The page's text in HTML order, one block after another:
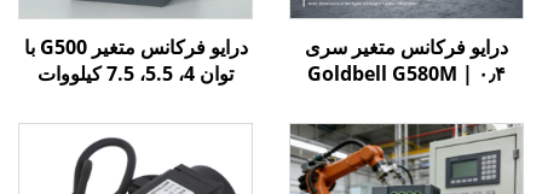
درایو فرکانس متغیر سری
Goldbell G580M | ۰٫۴
کنترل V/F و برداری | درایو
فرکانس متغیر با گواهینامه
CE
درایو فرکانس متغیر G500 با
توان 4، 5.5، 7.5 کیلووات